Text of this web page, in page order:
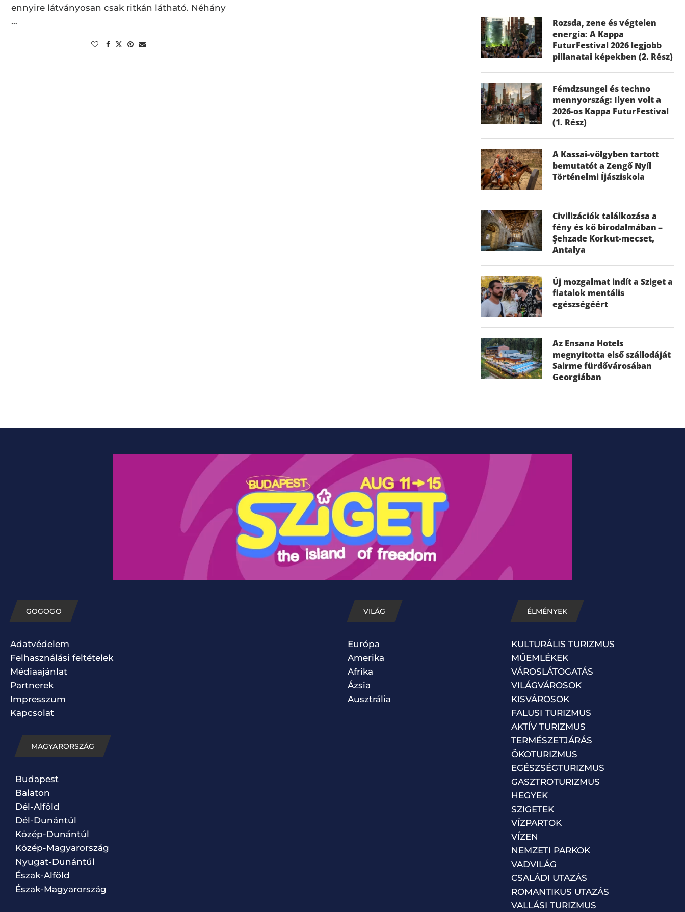
ennyire látványosan csak ritkán látható. Néhány
…
Rozsda, zene és végtelen
energia: A Kappa
FuturFestival 2026 legjobb
pillanatai képekben (2. Rész)
Fémdzsungel és techno
mennyország: Ilyen volt a
2026-os Kappa FuturFestival
(1. Rész)
A Kassai-völgyben tartott
bemutatót a Zengő Nyíl
Történelmi Íjásziskola
Civilizációk találkozása a
fény és kő birodalmában –
Şehzade Korkut-mecset,
Antalya
Új mozgalmat indít a Sziget a
fiatalok mentális
egészségéért
Az Ensana Hotels
megnyitotta első szállodáját
Sairme fürdővárosában
Georgiában
GOGOGO
Adatvédelem
Felhasználási feltételek
Médiaajánlat
Partnerek
Impresszum
Kapcsolat
MAGYARORSZÁG
Budapest
Balaton
Dél-Alföld
Dél-Dunántúl
Közép-Dunántúl
Közép-Magyarország
Nyugat-Dunántúl
Észak-Alföld
Észak-Magyarország
VILÁG
Európa
Amerika
Afrika
Ázsia
Ausztrália
ÉLMÉNYEK
KULTURÁLIS TURIZMUS
MŰEMLÉKEK
VÁROSLÁTOGATÁS
VILÁGVÁROSOK
KISVÁROSOK
FALUSI TURIZMUS
AKTÍV TURIZMUS
TERMÉSZETJÁRÁS
ÖKOTURIZMUS
EGÉSZSÉGTURIZMUS
GASZTROTURIZMUS
HEGYEK
SZIGETEK
VÍZPARTOK
VÍZEN
NEMZETI PARKOK
VADVILÁG
CSALÁDI UTAZÁS
ROMANTIKUS UTAZÁS
VALLÁSI TURIZMUS